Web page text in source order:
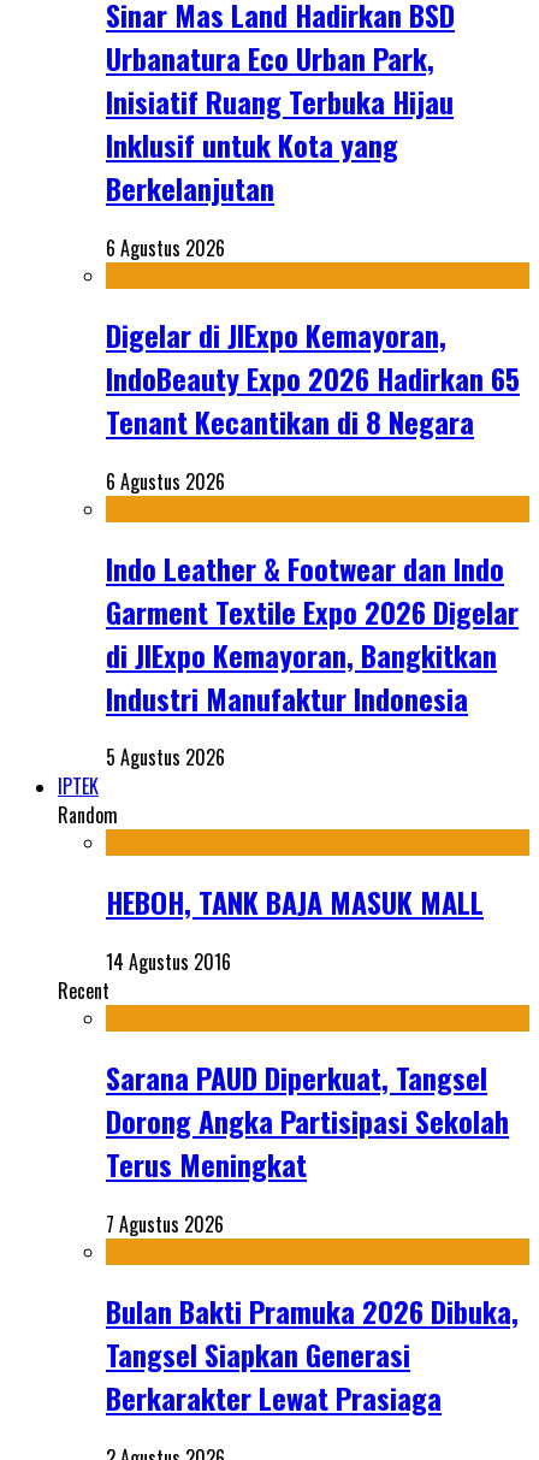
Sinar Mas Land Hadirkan BSD
Urbanatura Eco Urban Park,
Inisiatif Ruang Terbuka Hijau
Inklusif untuk Kota yang
Berkelanjutan
6 Agustus 2026
Digelar di JIExpo Kemayoran,
IndoBeauty Expo 2026 Hadirkan 65
Tenant Kecantikan di 8 Negara
6 Agustus 2026
Indo Leather & Footwear dan Indo
Garment Textile Expo 2026 Digelar
di JIExpo Kemayoran, Bangkitkan
Industri Manufaktur Indonesia
5 Agustus 2026
IPTEK
Random
HEBOH, TANK BAJA MASUK MALL
14 Agustus 2016
Recent
Sarana PAUD Diperkuat, Tangsel
Dorong Angka Partisipasi Sekolah
Terus Meningkat
7 Agustus 2026
Bulan Bakti Pramuka 2026 Dibuka,
Tangsel Siapkan Generasi
Berkarakter Lewat Prasiaga